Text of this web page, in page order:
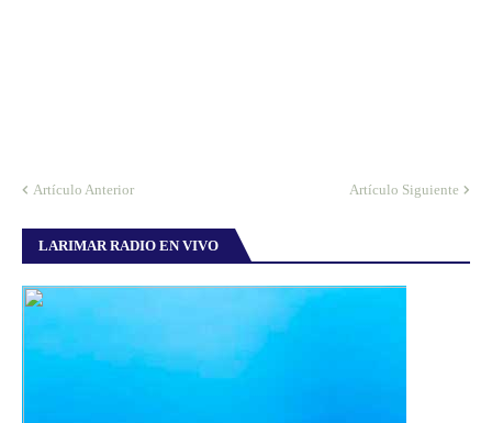
Artículo Anterior Artículo Siguiente
LARIMAR RADIO EN VIVO